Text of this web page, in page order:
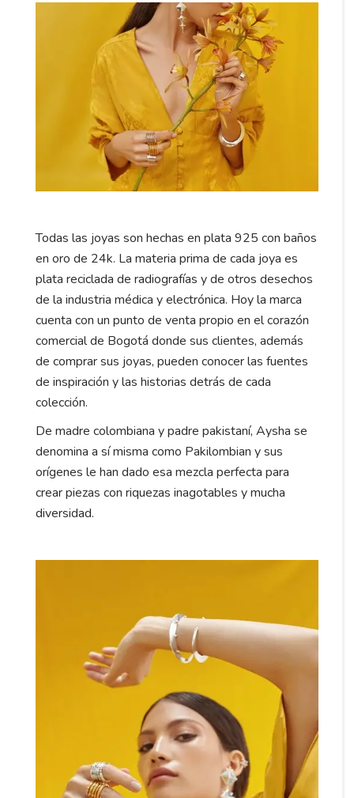
Todas las joyas son hechas en plata 925 con baños
en oro de 24k. La materia prima de cada joya es
plata reciclada de radiografías y de otros desechos
de la industria médica y electrónica. Hoy la marca
cuenta con un punto de venta propio en el corazón
comercial de Bogotá donde sus clientes, además
de comprar sus joyas, pueden conocer las fuentes
de inspiración y las historias detrás de cada
colección.
De madre colombiana y padre pakistaní, Aysha se
denomina a sí misma como Pakilombian y sus
orígenes le han dado esa mezcla perfecta para
crear piezas con riquezas inagotables y mucha
diversidad.